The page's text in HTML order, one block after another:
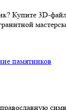
Купите 3D-
памятников